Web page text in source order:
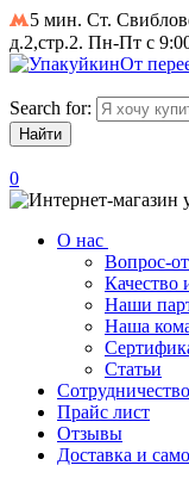
5 мин. Ст.
д.2,стр.2. Пн-Пт с
От
Search for:
0
О нас
Вопрос-
Качество
Наши
Наша
Статьи
Сотрудничество
Прайс лист
Отзывы
Доставка и